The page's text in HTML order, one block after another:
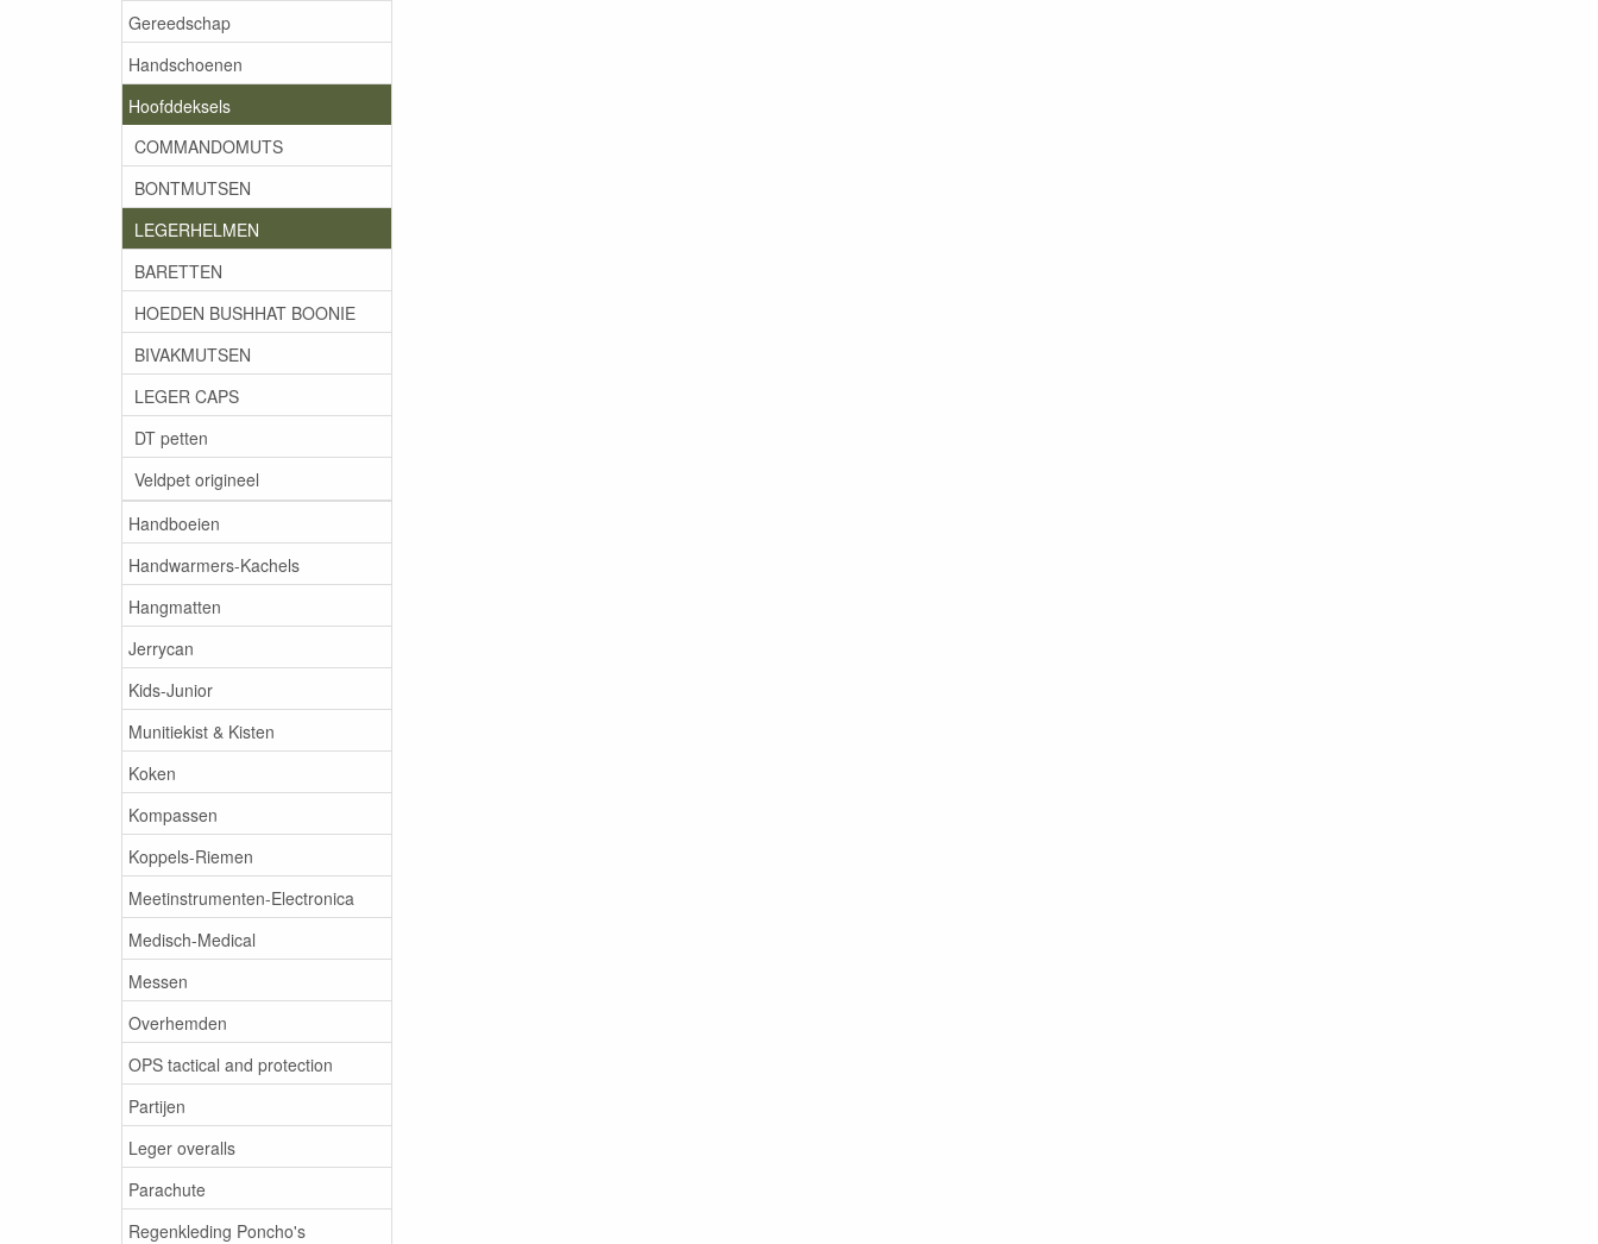
Gereedschap
Handschoenen
Hoofddeksels
COMMANDOMUTS
BONTMUTSEN
LEGERHELMEN
BARETTEN
HOEDEN BUSHHAT BOONIE
BIVAKMUTSEN
LEGER CAPS
DT petten
Veldpet origineel
Handboeien
Handwarmers-Kachels
Hangmatten
Jerrycan
Kids-Junior
Munitiekist & Kisten
Koken
Kompassen
Koppels-Riemen
Meetinstrumenten-Electronica
Medisch-Medical
Messen
Overhemden
OPS tactical and protection
Partijen
Leger overalls
Parachute
Regenkleding Poncho's